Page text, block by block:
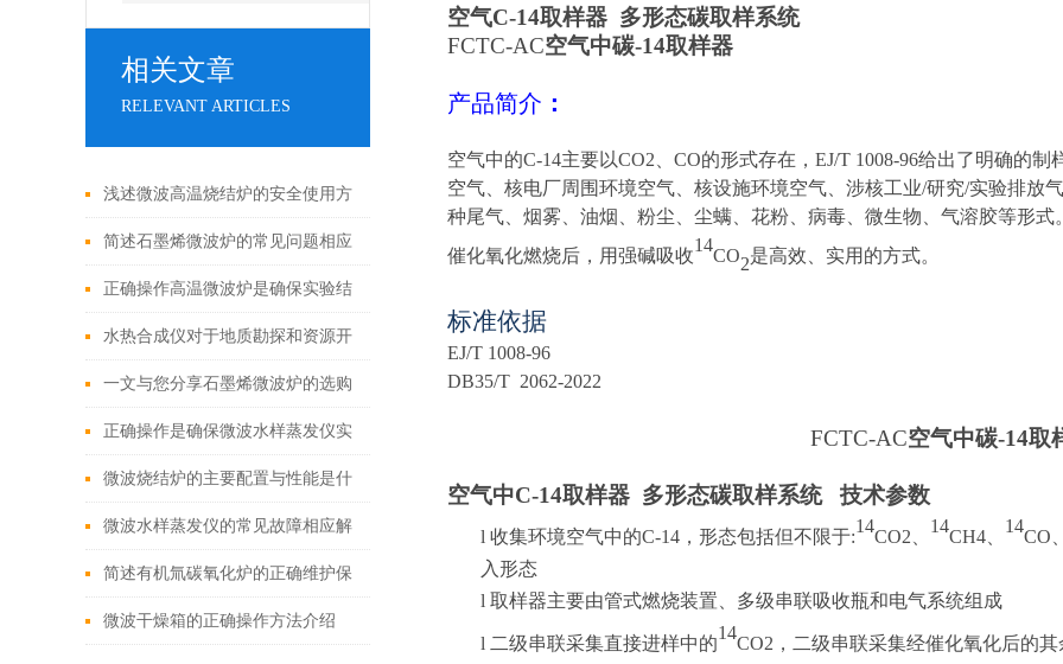
相关文章
RELEVANT ARTICLES
浅述微波高温烧结炉的安全使用方
法
简述石墨烯微波炉的常见问题相应
解决方法
正确操作高温微波炉是确保实验结
果和操作人员安全的关键
水热合成仪对于地质勘探和资源开
发具有重要意义
一文与您分享石墨烯微波炉的选购
注意事项
正确操作是确保微波水样蒸发仪实
验结果准确性的关键
微波烧结炉的主要配置与性能是什
么
微波水样蒸发仪的常见故障相应解
决方法分享
简述有机氚碳氧化炉的正确维护保
养方法
微波干燥箱的正确操作方法介绍
空气C-14取样器 多形态碳取样系统
FCTC-AC空气中碳-14取样器
产品简介 ：
空气中的C-14主要以CO2、CO的形式存在，EJ/T 1008-96给出了明确的制
空气、核电厂周围环境空气、核设施环境空气、涉核工业/研究/实验排放
种尾气、烟雾、油烟、粉尘、尘螨、花粉、病毒、微生物、气溶胶等形式
催化氧化燃烧后，用强碱吸收
14
CO2是高效、实用的方式。
标准依据
EJ/T 1008-96
DB35/T 2062-2022
FCTC-AC空气中碳-14
空气中C-14取样器 多形态碳取样系统 技术参数
l 收集环境空气中的C-14，形态包括但不限于:
14
CO2、
14
CH4、
14
CO
入形态
l 取样器主要由管式燃烧装置、多级串联吸收瓶和电气系统组成
l 二级串联采集直接进样中的
14
CO2，二级串联采集经催化氧化后的其